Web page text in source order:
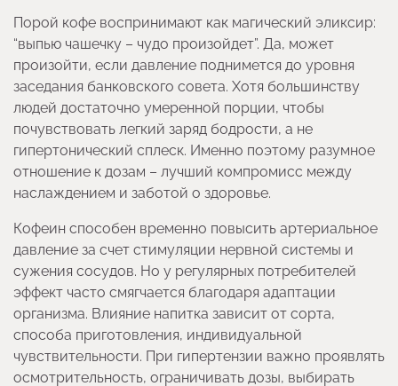
Порой кофе воспринимают как магический эликсир:
“выпью чашечку – чудо произойдет”. Да, может
произойти, если давление поднимется до уровня
заседания банковского совета. Хотя большинству
людей достаточно умеренной порции, чтобы
почувствовать легкий заряд бодрости, а не
гипертонический сплеск. Именно поэтому разумное
отношение к дозам – лучший компромисс между
наслаждением и заботой о здоровье.
Кофеин способен временно повысить артериальное
давление за счет стимуляции нервной системы и
сужения сосудов. Но у регулярных потребителей
эффект часто смягчается благодаря адаптации
организма. Влияние напитка зависит от сорта,
способа приготовления, индивидуальной
чувствительности. При гипертензии важно проявлять
осмотрительность, ограничивать дозы, выбирать